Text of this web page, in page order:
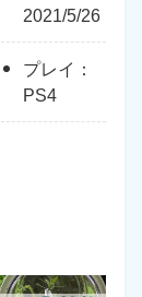
2021/5/26
プレイ：
PS4